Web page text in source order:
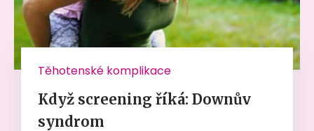
Těhotenské komplikace
Když screening říká: Downův
syndrom